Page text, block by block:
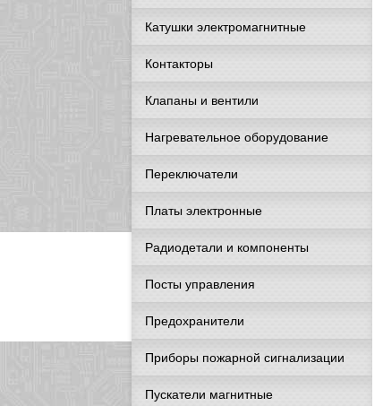
Катушки электромагнитные
Контакторы
Клапаны и вентили
Нагревательное оборудование
Переключатели
Платы электронные
Радиодетали и компоненты
Посты управления
Предохранители
Приборы пожарной сигнализации
Пускатели магнитные